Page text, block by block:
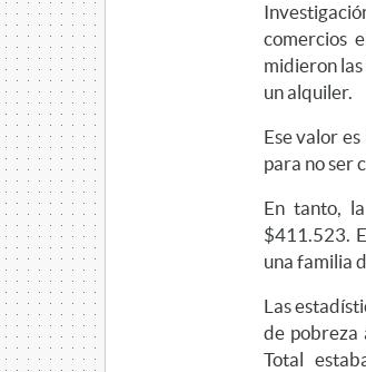
comercios
midieron
un alquiler.
Ese valor
para no ser
En tanto,
$411.523.
una familia
Las
de pobreza
Total